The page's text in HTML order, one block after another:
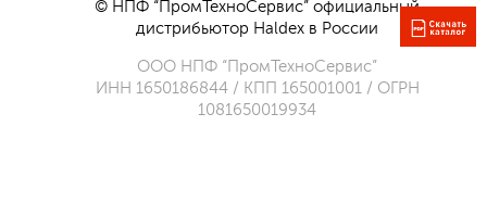
© НПФ “ПромТехноСервис” официальный
дистрибьютор Haldex в России
ООО НПФ “ПромТехноСервис”
ИНН 1650186844 / КПП 165001001 / ОГРН
1081650019934